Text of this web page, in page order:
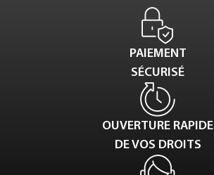
PAIEMENT
SÉCURISÉ
OUVERTURE RAPIDE
DE VOS DROITS